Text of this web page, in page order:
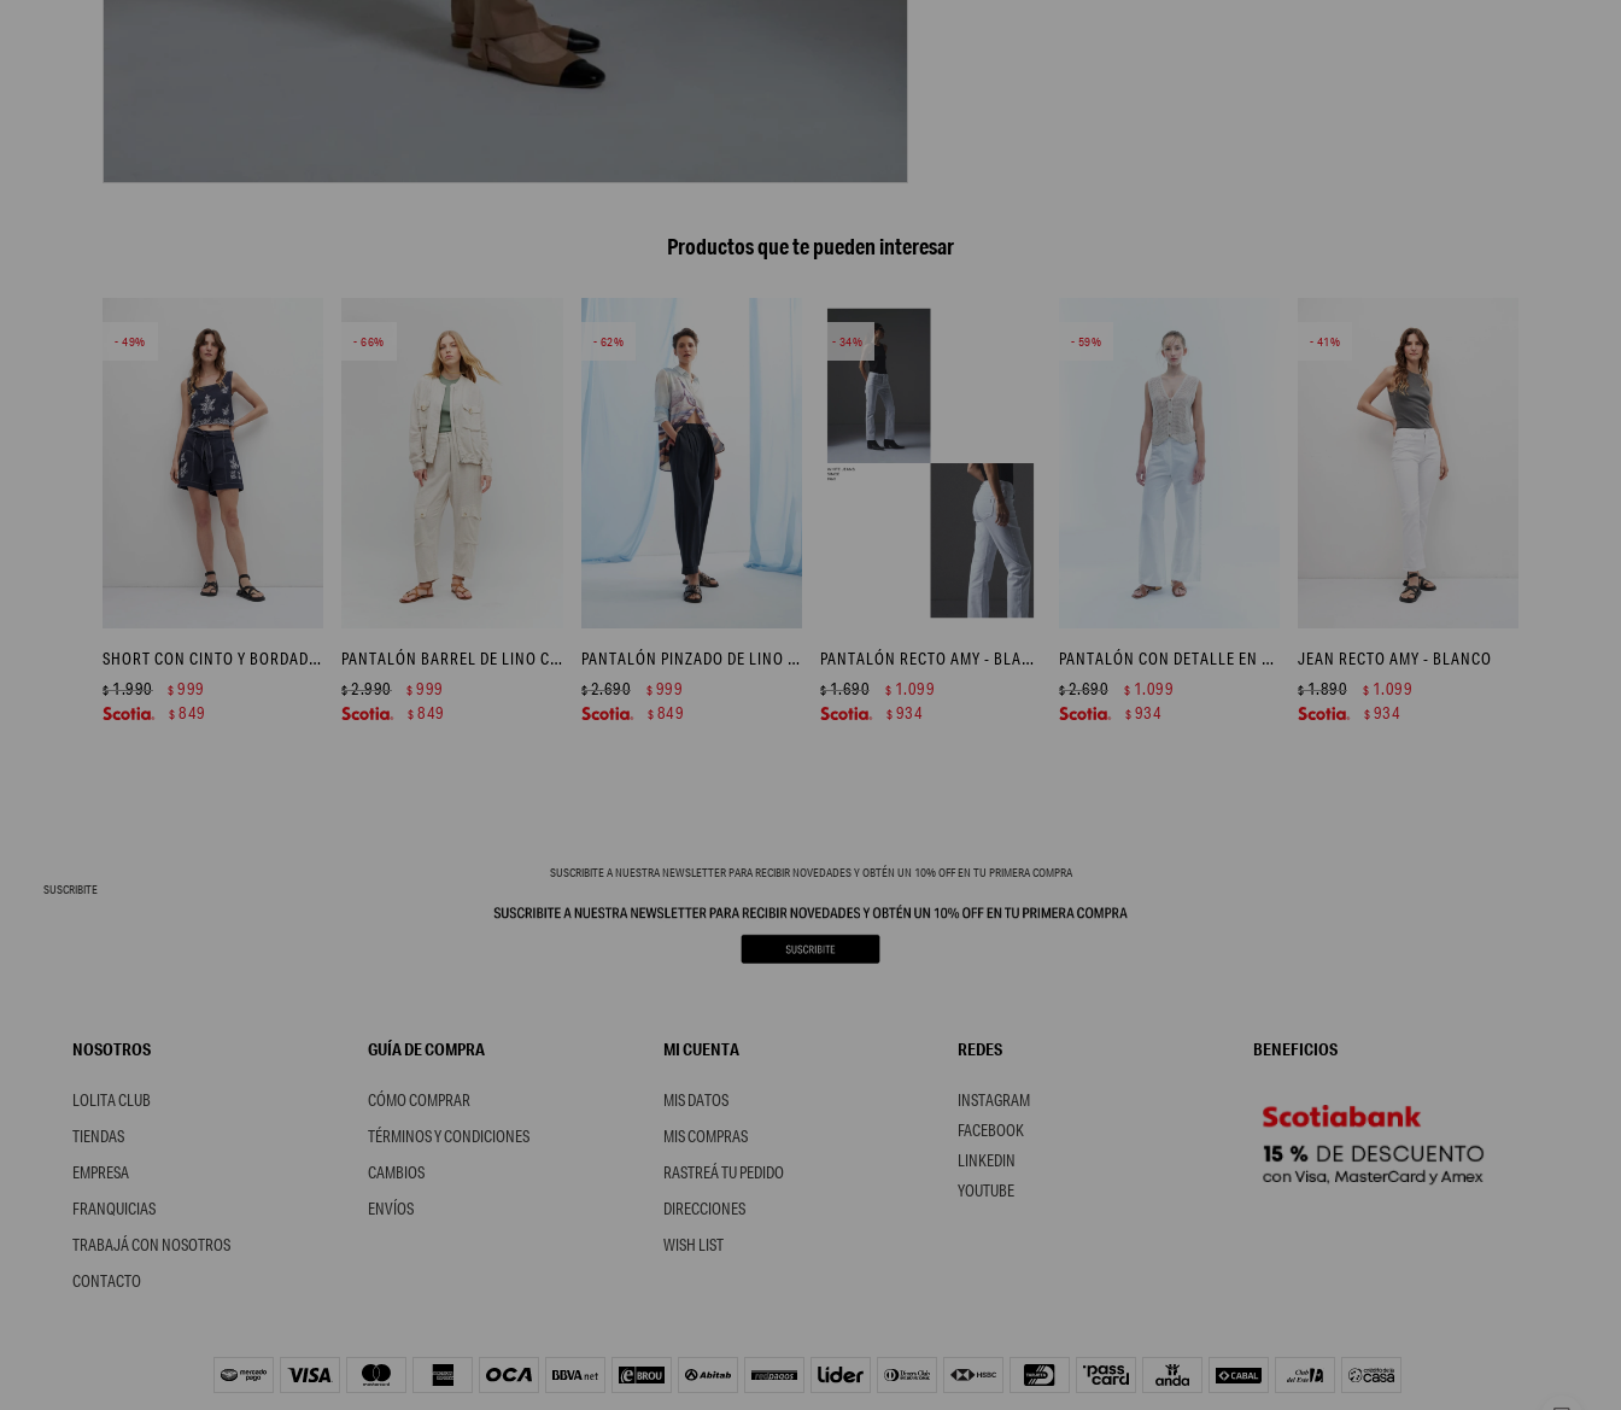
Productos que te pueden interesar
49
SHORT CON CINTO Y BORDADO FLORAL - AZUL MARINO
$1.990 $ 999
$ 849
66
PANTALÓN BARREL DE LINO CON BOLSILLOS CARGO - BEIGE MELANGE
$2.990 $ 999
$ 849
62
PANTALÓN PINZADO DE LINO - AZUL MARINO
$2.690 $ 999
$ 849
34
PANTALÓN RECTO AMY - BLANCO
$1.690 $ 1.099
$ 934
59
PANTALÓN CON DETALLE EN CRUNI - BLANCO
$2.690 $ 1.099
$ 934
41
JEAN RECTO AMY - BLANCO
$1.890 $ 1.099
$ 934
SUSCRIBITE A NUESTRA NEWSLETTER PARA RECIBIR NOVEDADES Y OBTÉN UN 10% OFF EN TU PRIMERA COMPRA
SUSCRIBITE
NOSOTROS
LOLITA CLUB
TIENDAS
EMPRESA
FRANQUICIAS
TRABAJÁ CON NOSOTROS
CONTACTO
GUÍA DE COMPRA
CÓMO COMPRAR
TÉRMINOS Y CONDICIONES
CAMBIOS
ENVÍOS
MI CUENTA
MIS DATOS
MIS COMPRAS
RASTREÁ TU PEDIDO
DIRECCIONES
WISH LIST
REDES
FACEBOOK
YOUTUBE
INSTAGRAM
LINKEDIN
BENEFICIOS